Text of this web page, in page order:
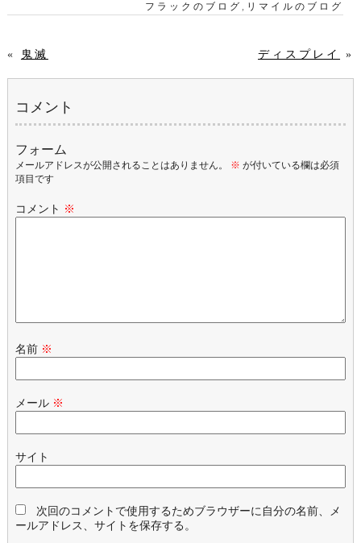
フラックのブログ, リマイルのブログ
« 鬼滅 ディスプレイ »
コメント
フォーム
メールアドレスが公開されることはありません。 ※ が付いている欄は必須
項目です
コメント ※
名前 ※
メール ※
サイト
次回のコメントで使用するためブラウザーに自分の名前、メ
ールアドレス、サイトを保存する。